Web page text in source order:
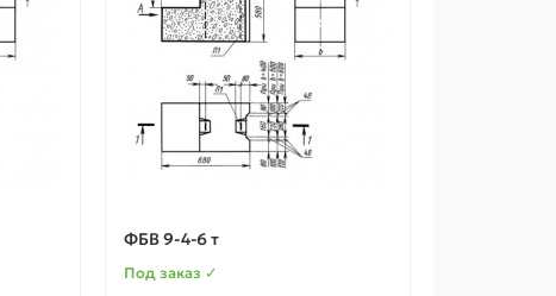
ФБВ 9-4-6 т
Под заказ ✓